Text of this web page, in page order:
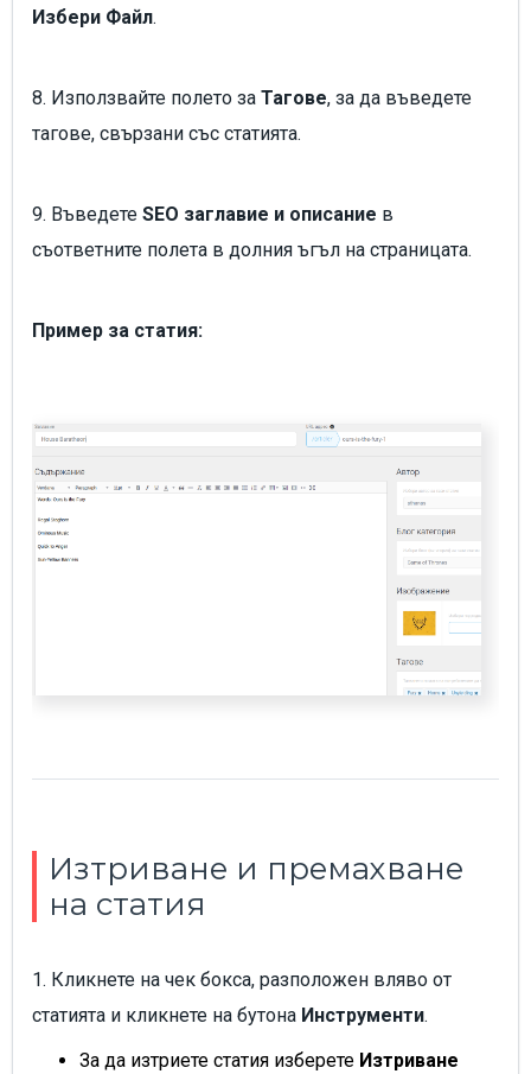
Избери Файл.
8. Използвайте полето за Тагове, за да въведете
тагове, свързани със статията.
9. Въведете SEO заглавие и описание в
съответните полета в долния ъгъл на страницата.
Пример за статия:
Изтриване и премахване
на статия
1. Кликнете на чек бокса, разположен вляво от
статията и кликнете на бутона Инструменти.
За да изтриете статия изберете Изтриване